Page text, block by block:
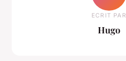
ECRIT PAR
Hugo